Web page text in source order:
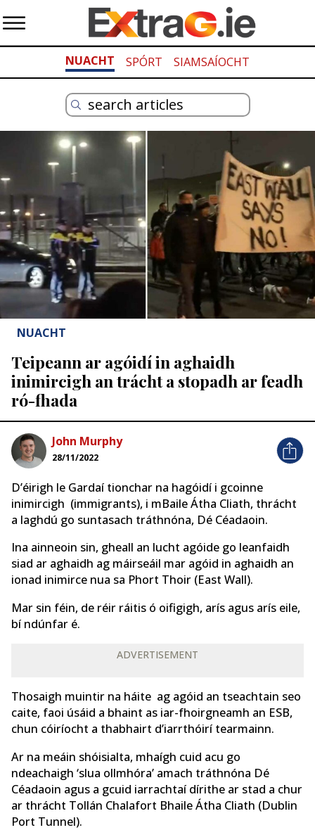
NUACHT SPÓRT SIAMSAÍOCHT
NUACHT
Teipeann ar agóidí in aghaidh
inimircigh an trácht a stopadh ar feadh
ró-fhada
John Murphy
28/11/2022
D’éirigh le Gardaí tionchar na hagóidí i gcoinne
inimircigh (immigrants), i mBaile Átha Cliath, thrácht
a laghdú go suntasach tráthnóna, Dé Céadaoin.
Ina ainneoin sin, gheall an lucht agóide go leanfaidh
siad ar aghaidh ag máirseáil mar agóid in aghaidh an
ionad inimirce nua sa Phort Thoir (East Wall).
Mar sin féin, de réir ráitis ó oifigigh, arís agus arís eile,
bí ndúnfar é.
ADVERTISEMENT
Thosaigh muintir na háite ag agóid an tseachtain seo
caite, faoi úsáid a bhaint as iar-fhoirgneamh an ESB,
chun cóiríocht a thabhairt d’iarrthóirí tearmainn.
Ar na meáin shóisialta, mhaígh cuid acu go
ndeachaigh ‘slua ollmhóra’ amach tráthnóna Dé
Céadaoin agus a gcuid iarrachtaí dírithe ar stad a chur
ar thrácht Tollán Chalafort Bhaile Átha Cliath (Dublin
Port Tunnel).